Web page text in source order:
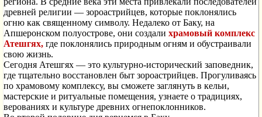
древней религии — зороастрийцев, которые поклонялись
огню как священному символу. Недалеко от Баку, на
Апшеронском полуострове, они создали храмовый комплекс
Атешгях, где поклонялись природным огням и обустраивали
свою жизнь.
Сегодня Атешгях — это культурно-исторический заповедник,
где тщательно восстановлен быт зороастрийцев. Прогуливаясь
по храмовому комплексу, вы сможете заглянуть в кельи,
мастерские и ритуальные помещения, узнаете о традициях,
верованиях и культуре древних огнепоклонников.